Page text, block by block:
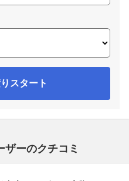
スタート
ザーのクチコミ